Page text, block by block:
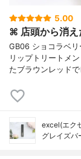
5.00
⌘ 店頭から消
GB06 ショコラベ
リップトリートメ
たブラウンレッド
excel(エク
グレイズバ